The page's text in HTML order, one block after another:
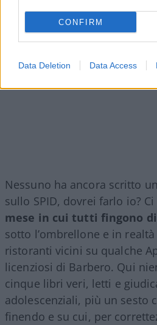
CONFIRM
Data Deletion Data Access
Nessuno ha ancora scritto
sullo SPID, dovrei farlo io? Ci
mese in cui tutti fingono
sotto l’ombrellone e in
ristoranti vicini su qualche
licenziosi di Barbero. Qui
cinque libri veri, letti e
adolescenziali, più un sesto
finendo e su cui, per